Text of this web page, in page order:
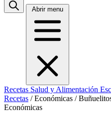
Abrir menu
Recetas Salud y Alimentación
Recetas / Económicas /
Económicas